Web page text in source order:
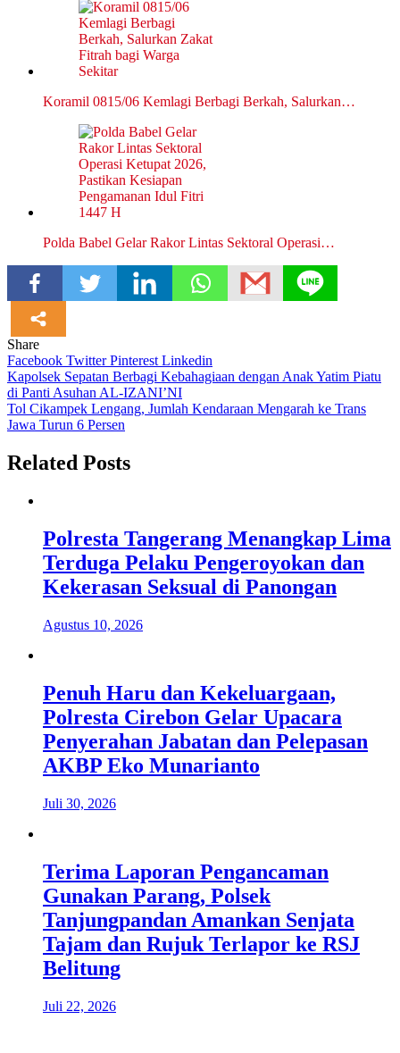
Koramil 0815/06 Kemlagi Berbagi Berkah, Salurkan…
Polda Babel Gelar Rakor Lintas Sektoral Operasi…
Share
Facebook TwitterPinterest Linkedin
Navigasi
pos
Kapolsek Sepatan Berbagi Kebahagiaan dengan Anak Yatim Piatu
di Panti Asuhan AL-IZANI’NI
Tol Cikampek Lengang, Jumlah Kendaraan Mengarah ke Trans
Jawa Turun 6 Persen
Related Posts
Polresta Tangerang Menangkap Lima
Terduga Pelaku Pengeroyokan dan
Kekerasan Seksual di Panongan
Agustus 10, 2026
Penuh Haru dan Kekeluargaan,
Polresta Cirebon Gelar Upacara
Penyerahan Jabatan dan Pelepasan
AKBP Eko Munarianto
Juli 30, 2026
Terima Laporan Pengancaman
Gunakan Parang, Polsek
Tanjungpandan Amankan Senjata
Tajam dan Rujuk Terlapor ke RSJ
Belitung
Juli 22, 2026